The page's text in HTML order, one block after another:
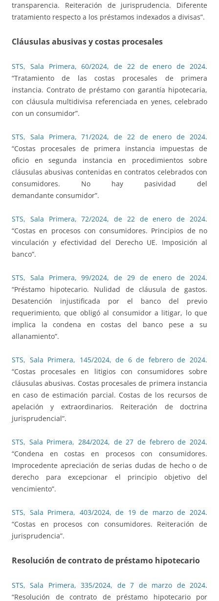
transparencia. Reiteración de jurisprudencia. Diferente
tratamiento respecto a los préstamos indexados a divisas”.
Cláusulas abusivas y costas procesales
STS, Sala Primera, 60/2024, de 22 de enero de 2024.
“Tratamiento de las costas procesales de primera
instancia. Contrato de préstamo con garantía hipotecaria,
con cláusula multidivisa referenciada en yenes, celebrado
con un consumidor”.
STS, Sala Primera, 71/2024, de 22 de enero de 2024.
“Costas procesales de primera instancia impuestas de
oficio en segunda instancia en procedimientos sobre
cláusulas abusivas contenidas en contratos celebrados con
consumidores. No hay pasividad del
demandante consumidor”.
STS, Sala Primera, 72/2024, de 22 de enero de 2024.
“Costas en procesos con consumidores. Principios de no
vinculación y efectividad del Derecho UE. Imposición al
banco”.
STS, Sala Primera, 99/2024, de 29 de enero de 2024.
“Préstamo hipotecario. Nulidad de cláusula de gastos.
Desatención injustificada por el banco del previo
requerimiento, que obligó al consumidor a litigar, lo que
implica la condena en costas del banco pese a su
allanamiento”.
STS, Sala Primera, 145/2024, de 6 de febrero de 2024.
“Costas procesales en litigios con consumidores sobre
cláusulas abusivas. Costas procesales de primera instancia
en caso de estimación parcial. Costas de los recursos de
apelación y extraordinarios. Reiteración de doctrina
jurisprudencial”.
STS, Sala Primera, 284/2024, de 27 de febrero de 2024.
“Condena en costas en procesos con consumidores.
Improcedente apreciación de serias dudas de hecho o de
derecho para excepcionar el principio objetivo del
vencimiento”.
STS, Sala Primera, 403/2024, de 19 de marzo de 2024.
“Costas en procesos con consumidores. Reiteración de
jurisprudencia”.
Resolución de contrato de préstamo hipotecario
STS, Sala Primera, 335/2024, de 7 de marzo de 2024.
“Resolución de contrato de préstamo hipotecario por